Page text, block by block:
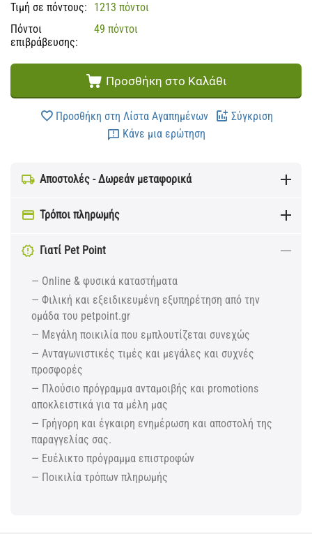
Τιμή σε πόντους:
1213 πόντοι
Πόντοι
επιβράβευσης:
49 πόντοι
Προσθήκη στο Καλάθι
Προσθήκη στη Λίστα Αγαπημένων
Σύγκριση
Κάνε μια ερώτηση
Αποστολές - Δωρεάν μεταφορικά
Τρόποι πληρωμής
Γιατί Pet Point
— Online & φυσικά καταστήματα
— Φιλική και εξειδικευμένη εξυπηρέτηση από την
ομάδα του petpoint.gr
— Μεγάλη ποικιλία που εμπλουτίζεται συνεχώς
— Ανταγωνιστικές τιμές και μεγάλες και συχνές
προσφορές
— Πλούσιο πρόγραμμα ανταμοιβής και promotions
αποκλειστικά για τα μέλη μας
— Γρήγορη και έγκαιρη ενημέρωση και αποστολή της
παραγγελίας σας.
— Ευέλικτο πρόγραμμα επιστροφών
— Ποικιλία τρόπων πληρωμής